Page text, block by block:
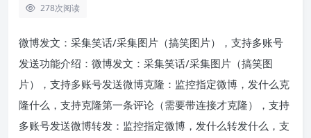
278次阅读
微博发文：采集笑话/采集图片（搞笑图片），支持多账号
发送功能介绍：微博发文：采集笑话/采集图片（搞笑图
片），支持多账号发送微博克隆：监控指定微博，发什么克
隆什么，支持克隆第一条评论（需要带连接才克隆），支持
多账号发送微博转发：监控指定微博，发什么转发什么，支